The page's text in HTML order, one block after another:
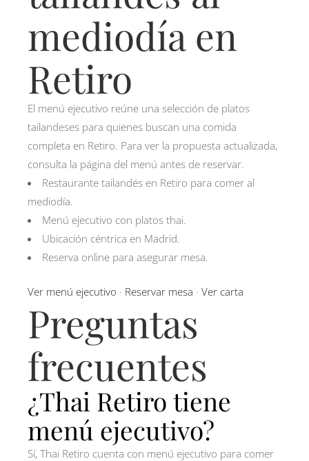
mediodía en
Retiro
El menú ejecutivo reúne una selección de platos
tailandeses para quienes buscan una comida
completa en Retiro. Para ver la propuesta actualizada,
consulta la página del menú antes de reservar.
Restaurante tailandés en Retiro para comer al
mediodía.
Menú ejecutivo con platos thai.
Ubicación céntrica en Madrid.
Reserva online para asegurar mesa.
Ver menú ejecutivo · Reservar mesa ·Ver carta
Preguntas
frecuentes
¿Thai Retiro tiene
menú ejecutivo?
Sí, Thai Retiro cuenta con menú ejecutivo para comer